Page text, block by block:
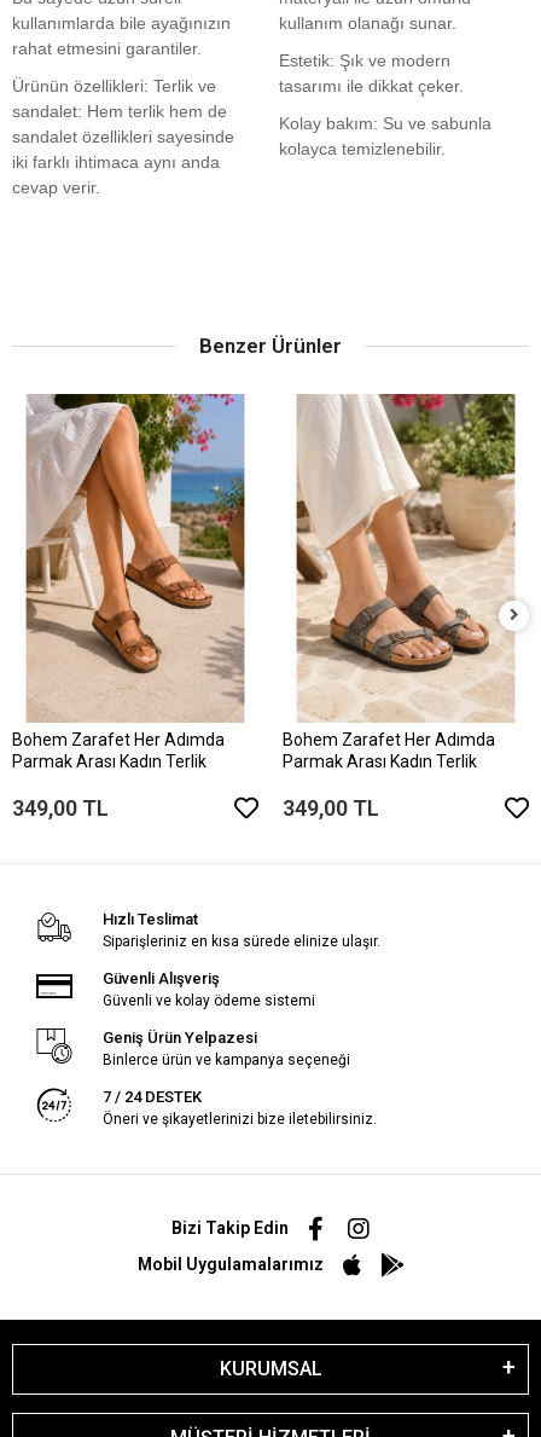
kullanımlarda bile ayağınızın
rahat etmesini garantiler.
Ürünün özellikleri: Terlik ve
sandalet: Hem terlik hem de
sandalet özellikleri sayesinde
iki farklı ihtimaca aynı anda
cevap verir.
kullanım olanağı sunar.
Estetik: Şık ve modern
tasarımı ile dikkat çeker.
Kolay bakım: Su ve sabunla
kolayca temizlenebilir.
Benzer Ürünler
Bohem Zarafet Her Adımda
Parmak Arası Kadın Terlik
349,00 TL
Bohem Zarafet Her Adımda
Parmak Arası Kadın Terlik
349,00 TL
Hızlı Teslimat
Siparişleriniz en kısa sürede elinize ulaşır.
Güvenli Alışveriş
Güvenli ve kolay ödeme sistemi
Geniş Ürün Yelpazesi
Binlerce ürün ve kampanya seçeneği
7 / 24 DESTEK
Öneri ve şikayetlerinizi bize iletebilirsiniz.
Bizi Takip Edin
Mobil Uygulamalarımız
KURUMSAL